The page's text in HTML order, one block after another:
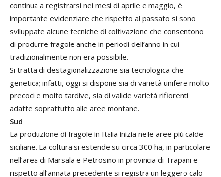
continua a registrarsi nei mesi di aprile e maggio, è
importante evidenziare che rispetto al passato si sono
sviluppate alcune tecniche di coltivazione che consentono
di produrre fragole anche in periodi dell’anno in cui
tradizionalmente non era possibile.
Si tratta di destagionalizzazione sia tecnologica che
genetica; infatti, oggi si dispone sia di varietà unifere molto
precoci e molto tardive, sia di valide varietà rifiorenti
adatte soprattutto alle aree montane.
Sud
La produzione di fragole in Italia inizia nelle aree più calde
siciliane. La coltura si estende su circa 300 ha, in particolare
nell’area di Marsala e Petrosino in provincia di Trapani e
rispetto all’annata precedente si registra un leggero calo